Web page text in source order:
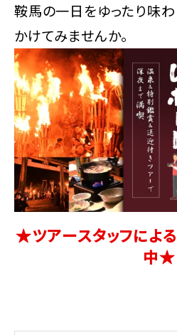
鞍馬の一日をゆったり味
かけてみませんか。
★ツアースタッフによ
中★